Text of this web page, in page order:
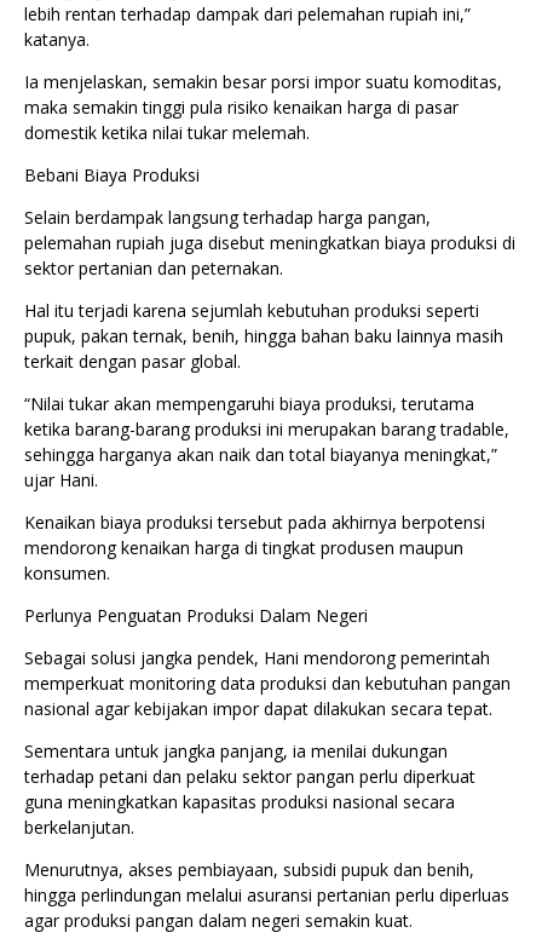
lebih rentan terhadap dampak dari pelemahan rupiah ini,”
katanya.
Ia menjelaskan, semakin besar porsi impor suatu komoditas,
maka semakin tinggi pula risiko kenaikan harga di pasar
domestik ketika nilai tukar melemah.
Bebani Biaya Produksi
Selain berdampak langsung terhadap harga pangan,
pelemahan rupiah juga disebut meningkatkan biaya produksi di
sektor pertanian dan peternakan.
Hal itu terjadi karena sejumlah kebutuhan produksi seperti
pupuk, pakan ternak, benih, hingga bahan baku lainnya masih
terkait dengan pasar global.
“Nilai tukar akan mempengaruhi biaya produksi, terutama
ketika barang-barang produksi ini merupakan barang tradable,
sehingga harganya akan naik dan total biayanya meningkat,”
ujar Hani.
Kenaikan biaya produksi tersebut pada akhirnya berpotensi
mendorong kenaikan harga di tingkat produsen maupun
konsumen.
Perlunya Penguatan Produksi Dalam Negeri
Sebagai solusi jangka pendek, Hani mendorong pemerintah
memperkuat monitoring data produksi dan kebutuhan pangan
nasional agar kebijakan impor dapat dilakukan secara tepat.
Sementara untuk jangka panjang, ia menilai dukungan
terhadap petani dan pelaku sektor pangan perlu diperkuat
guna meningkatkan kapasitas produksi nasional secara
berkelanjutan.
Menurutnya, akses pembiayaan, subsidi pupuk dan benih,
hingga perlindungan melalui asuransi pertanian perlu diperluas
agar produksi pangan dalam negeri semakin kuat.